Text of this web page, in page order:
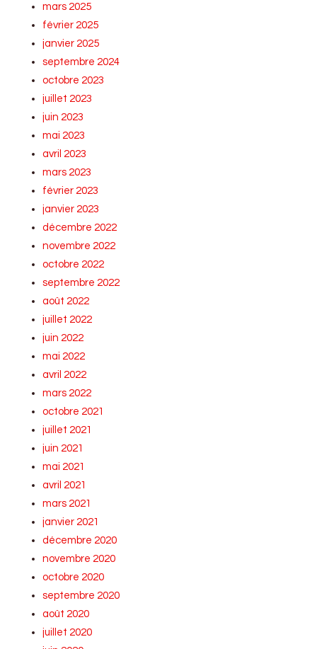
mars 2025
février 2025
janvier 2025
septembre 2024
octobre 2023
juillet 2023
juin 2023
mai 2023
avril 2023
mars 2023
février 2023
janvier 2023
décembre 2022
novembre 2022
octobre 2022
septembre 2022
août 2022
juillet 2022
juin 2022
mai 2022
avril 2022
mars 2022
octobre 2021
juillet 2021
juin 2021
mai 2021
avril 2021
mars 2021
janvier 2021
décembre 2020
novembre 2020
octobre 2020
septembre 2020
août 2020
juillet 2020